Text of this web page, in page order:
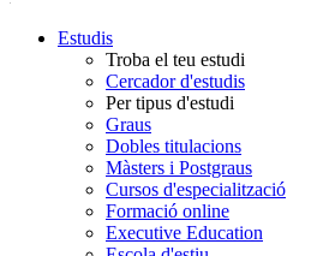
Estudis
Troba el teu estudi
Cercador d'estudis
Per tipus d'estudi
Graus
Dobles titulacions
Màsters i Postgraus
Cursos d'especialització
Formació online
Executive Education